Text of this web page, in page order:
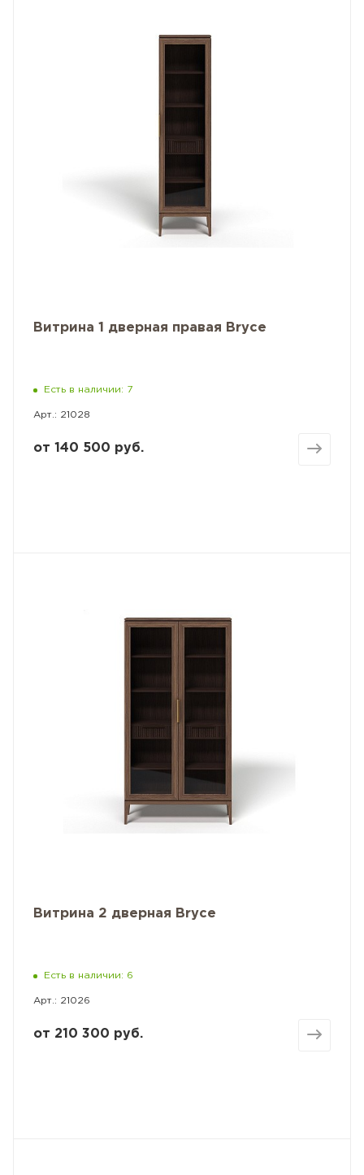
Витрина 1 дверная правая Bryce
Есть в наличии: 7
Арт.: 21028
от 140 500 руб.
Витрина 2 дверная Bryce
Есть в наличии: 6
Арт.: 21026
от 210 300 руб.